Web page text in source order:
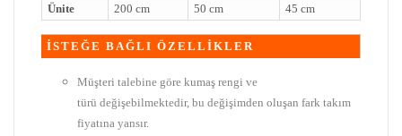
Ünite
200 cm 50 cm 45 cm
İSTEĞE BAĞLI ÖZELLİKLER
Müşteri talebine göre kumaş rengi ve
türü değişebilmektedir, bu değişimden oluşan fark takım
fiyatına yansır.